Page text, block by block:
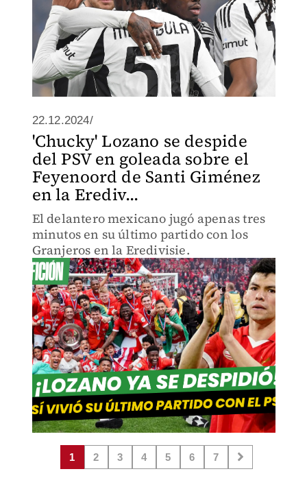
22.12.2024/
'Chucky' Lozano se despide
del PSV en goleada sobre el
Feyenoord de Santi Giménez
en la Erediv...
El delantero mexicano jugó apenas tres
minutos en su último partido con los
Granjeros en la Eredivisie.
1 2 3 4 5 6 7